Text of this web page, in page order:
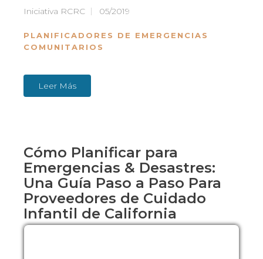
Iniciativa RCRC 05/2019
PLANIFICADORES DE EMERGENCIAS
COMUNITARIOS
Leer Más
Cómo Planificar para
Emergencias & Desastres:
Una Guía Paso a Paso Para
Proveedores de Cuidado
Infantil de California